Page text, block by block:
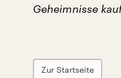
Geheimnisse
Zur Startseite